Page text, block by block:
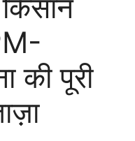
की पूरी